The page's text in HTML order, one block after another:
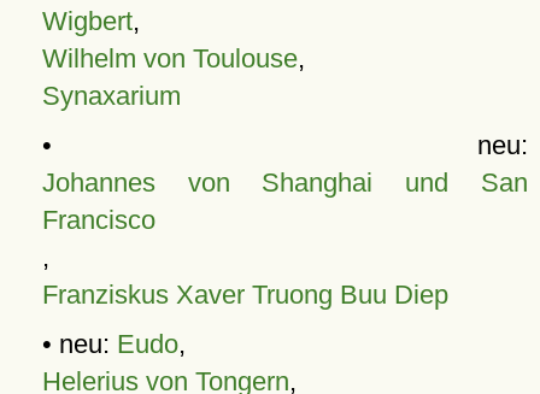
Wigbert,
Wilhelm von Toulouse,
Synaxarium
• neu:
Johannes von Shanghai und San
Francisco
,
Franziskus Xaver Truong Buu Diep
• neu: Eudo,
Helerius von Tongern,